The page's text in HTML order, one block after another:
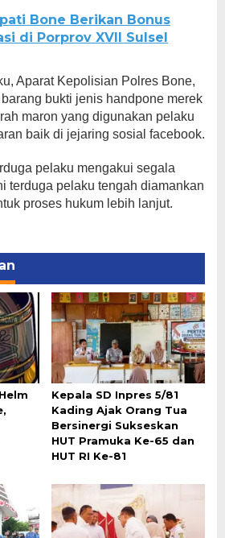
Bone Berikan Bonus
di Porprov XVII Sulsel
Aparat Kepolisian Polres Bone,
bukti jenis handpone merek
maron yang digunakan pelaku
baik di jejaring sosial facebook.
pelaku mengakui segala
terduga pelaku tengah diamankan
proses hukum lebih lanjut.
Kepala SD Inpres 5/81
Kading Ajak Orang Tua
Bersinergi Sukseskan
HUT Pramuka Ke-65 dan
HUT RI Ke-81